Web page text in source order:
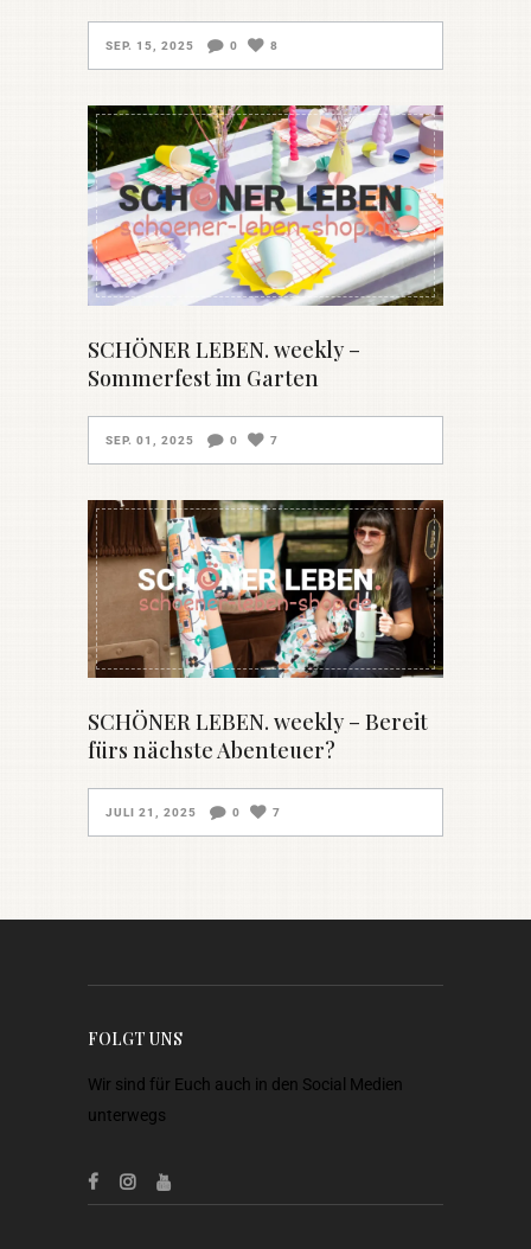
SEP. 15, 2025 0 8
SCHÖNER LEBEN. weekly –
Sommerfest im Garten
SEP. 01, 2025 0 7
SCHÖNER LEBEN. weekly – Bereit
fürs nächste Abenteuer?
JULI 21, 2025 0 7
FOLGT UNS
Wir sind für Euch auch in den Social Medien
unterwegs